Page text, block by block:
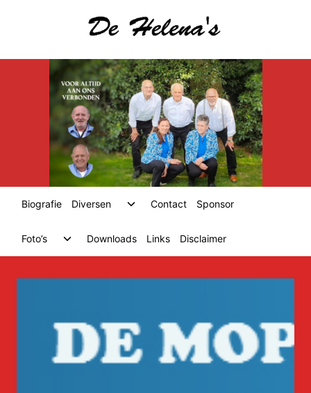
Biografie Diversen
ToggleContact Sponsor
Foto’s
ToggleDownloads Links Disclaimer